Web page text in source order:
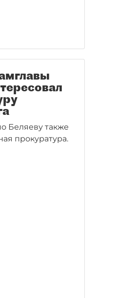
Беляеву также
прокуратура.